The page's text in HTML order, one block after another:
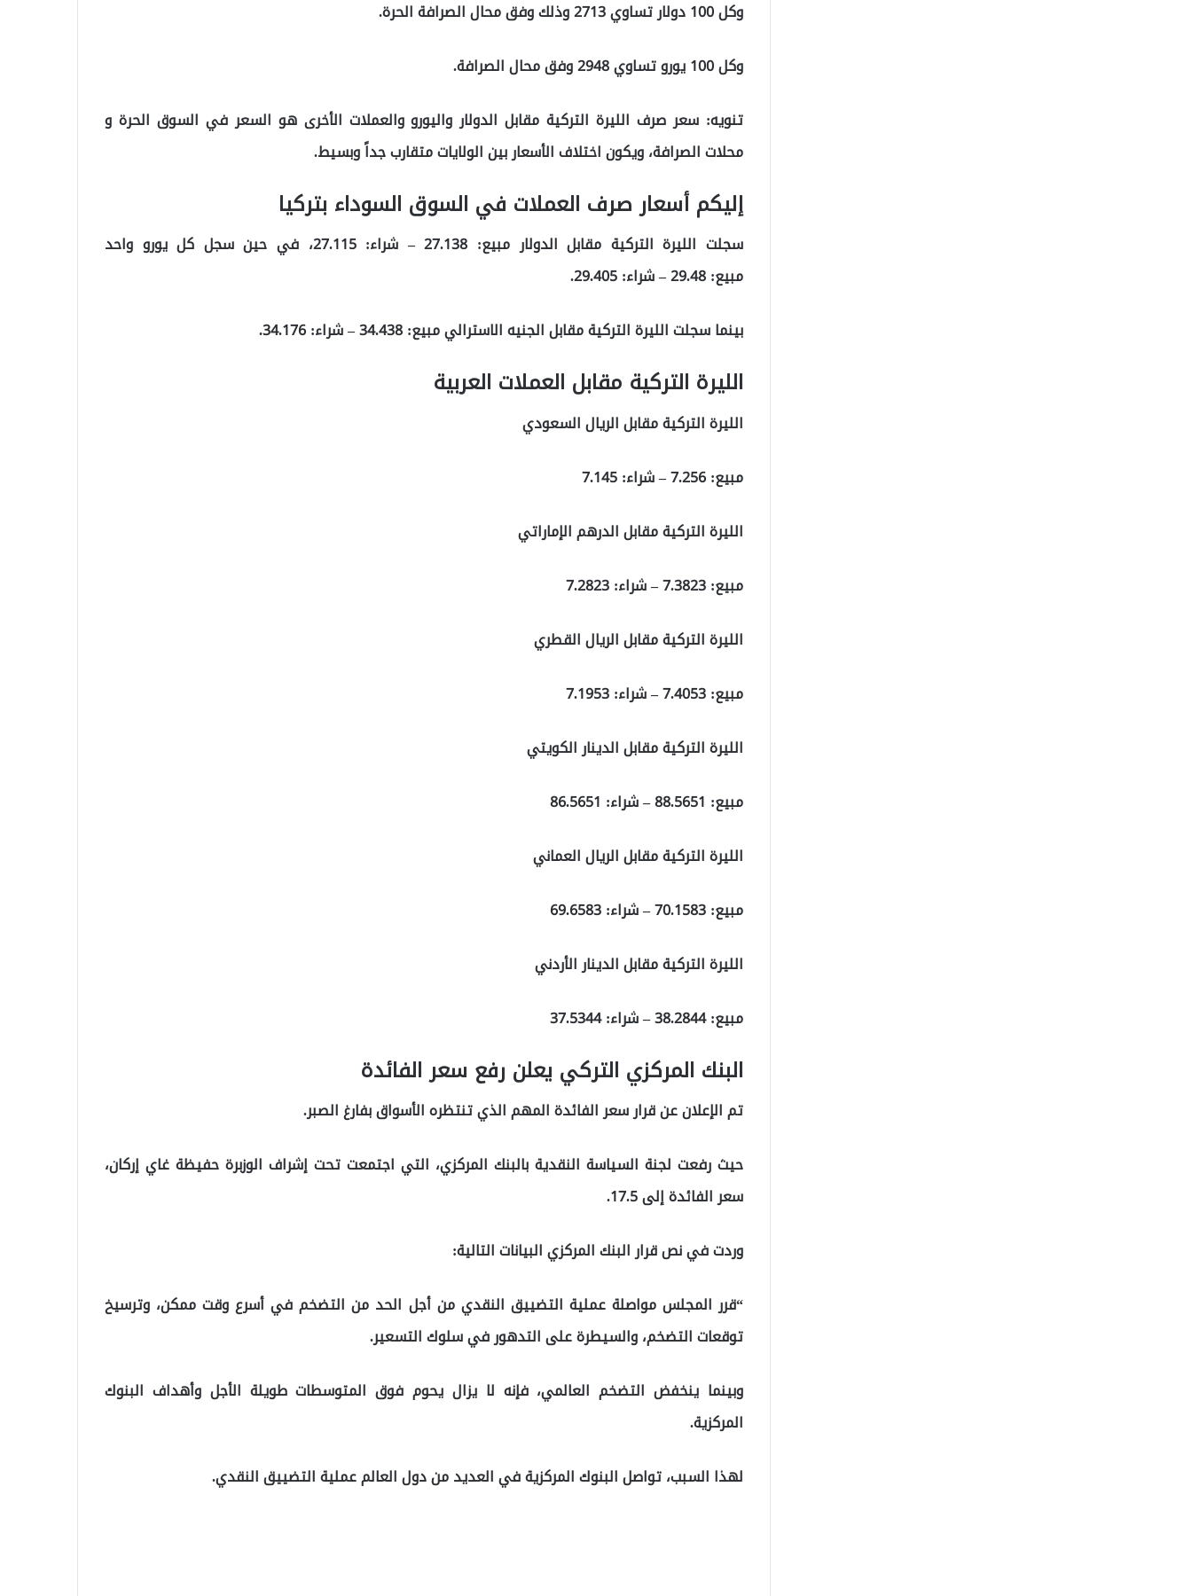
وكل 100 دولار تساوي 2713 وذلك وفق محال الصرافة الحرة.
وكل 100 يورو تساوي 2948 وفق محال الصرافة.
تنويه: سعر صرف الليرة التركية مقابل الدولار واليورو والعملات الأخرى هو السعر في السوق الحرة و
محلات الصرافة، ويكون اختلاف الأسعار بين الولايات متقارب جداً وبسيط.
إليكم أسعار صرف العملات في السوق السوداء بتركيا
سجلت الليرة التركية مقابل الدولار مبيع: 27.138– شراء:27.115، في حين سجل كل يورو واحد
مبيع:29.48– شراء:29.405
.
بينما سجلت الليرة التركية مقابل الجنيه الاسترالي مبيع:34.438– شراء:34.176
.
الليرة التركية مقابل العملات العربية
الليرة التركية مقابل الريال السعودي
مبيع:7.256– شراء:7.145
الليرة التركية مقابل الدرهم الإماراتي
مبيع:7.3823– شراء:7.2823
الليرة التركية مقابل الريال القطري
مبيع:7.4053– شراء:7.1953
الليرة التركية مقابل الدينار الكويتي
مبيع: 88.5651– شراء: 86.5651
الليرة التركية مقابل الريال العماني
مبيع:70.1583– شراء:69.6583
الليرة التركية مقابل الدينار الأردني
مبيع:38.2844– شراء:37.5344
البنك المركزي التركي يعلن رفع سعر الفائدة
تم الإعلان عن قرار سعر الفائدة المهم الذي تنتظره الأسواق بفارغ الصبر.
حيث رفعت لجنة السياسة النقدية بالبنك المركزي، التي اجتمعت تحت إشراف الوزبرة حفيظة غاي إركان،
سعر الفائدة إلى 17.5.
وردت في نص قرار البنك المركزي البيانات التالية:
“قرر المجلس مواصلة عملية التضييق النقدي من أجل الحد من التضخم في أسرع وقت ممكن، وترسيخ
توقعات التضخم، والسيطرة على التدهور في سلوك التسعير.
وبينما ينخفض ​​التضخم العالمي، فإنه لا يزال يحوم فوق المتوسطات طويلة الأجل وأهداف البنوك
المركزية.
لهذا السبب، تواصل البنوك المركزية في العديد من دول العالم عملية التضييق النقدي.